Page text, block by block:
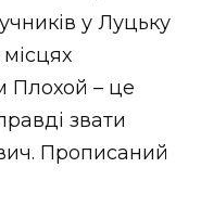
у Луцьку
місцях
Плохой – це
звати
Прописаний